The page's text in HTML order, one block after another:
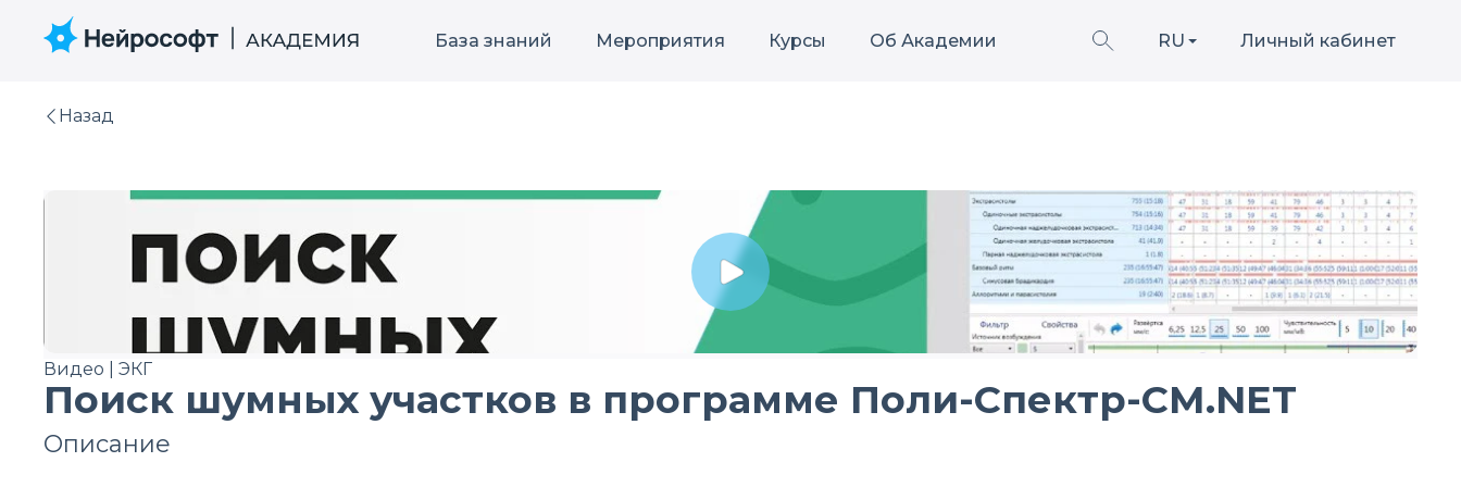
База знаний Мероприятия Курсы Об Академии RU Личный кабинет
Назад
Видео | ЭКГ
Поиск шумных участков в программе Поли-Спектр-СМ.NET
Описание